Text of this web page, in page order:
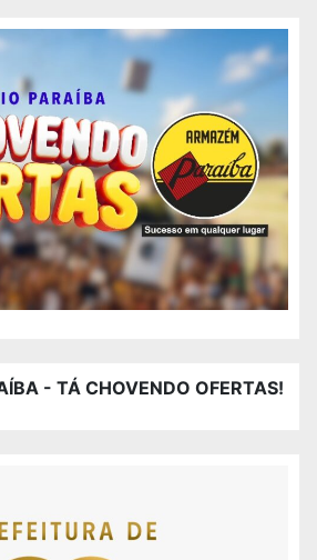
- TÁ CHOVENDO OFERTAS!